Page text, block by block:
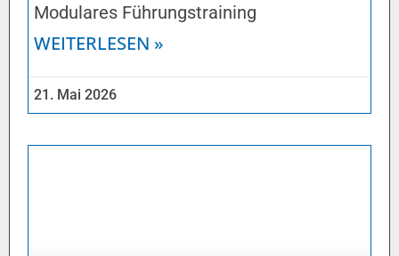
Modulares Führungstraining
WEITERLESEN »
21. Mai 2026